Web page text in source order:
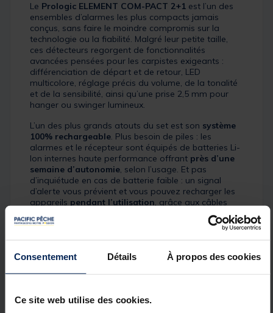
Consentement Détails À propos des cookies
Ce site web utilise des cookies.
Le Prologic ELEMENT COM-PACT 2+1 est l’un des
ensembles d’alarmes les plus compacts jamais
conçus, sans faire le moindre compromis sur la
technologie ou la fiabilité. Malgré leur petite taille,
ces détecteurs regorgent de fonctionnalités
avancées pensées pour les carpistes exigeants :
différenciation de départ et de retour, LED
multicolore, réglage précis du volume, de la tonalité
et de la sensibilité, ainsi qu’une prise 2,5 mm pour
hanger ou swinger lumineux.
L’un des plus grands atouts du set est son système
100% rechargeable. Plus besoin de piles : les
alarmes et le récepteur sont équipés de batteries Li-
Ion internes haute performance offrant près d’une
semaine d’autonomie, selon l’usage. Et pas
d’inquiétude en cas de batterie faible : un signal
d’alerte vous prévient et vous pouvez recharger les
appareils pendant l’utilisation, grâce aux câbles
extra-longs fournis.
totalement étanche (IP66), résistante à la poussière
planifiée ou un départ de dernière minute, vos
à pêcher.